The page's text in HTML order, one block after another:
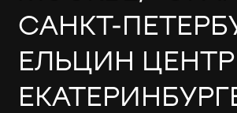
САНКТ-
ЕЛЬЦИН